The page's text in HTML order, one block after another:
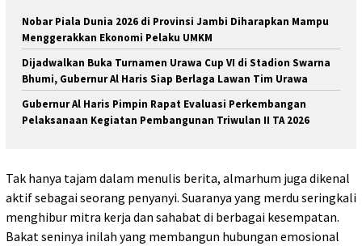
Nobar Piala Dunia 2026 di Provinsi Jambi Diharapkan Mampu
Menggerakkan Ekonomi Pelaku UMKM
Dijadwalkan Buka Turnamen Urawa Cup VI di Stadion Swarna
Bhumi, Gubernur Al Haris Siap Berlaga Lawan Tim Urawa
Gubernur Al Haris Pimpin Rapat Evaluasi Perkembangan
Pelaksanaan Kegiatan Pembangunan Triwulan II TA 2026
Tak hanya tajam dalam menulis berita, almarhum juga dikenal
aktif sebagai seorang penyanyi. Suaranya yang merdu seringkali
menghibur mitra kerja dan sahabat di berbagai kesempatan.
Bakat seninya inilah yang membangun hubungan emosional